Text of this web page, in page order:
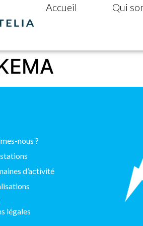
Accueil Qui
nous ?
d’activité
légales